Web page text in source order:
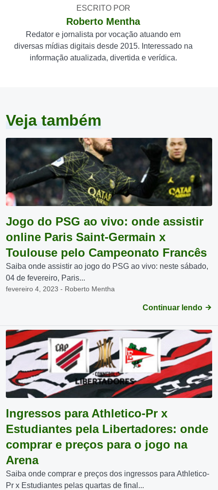
ESCRITO POR
Roberto Mentha
Redator e jornalista por vocação atuando em
diversas mídias digitais desde 2015. Interessado na
informação atualizada, divertida e verídica.
Veja também
Jogo do PSG ao vivo: onde assistir
online Paris Saint-Germain x
Toulouse pelo Campeonato Francês
Saiba onde assistir ao jogo do PSG ao vivo: neste sábado,
04 de fevereiro, Paris...
fevereiro 4, 2023 - Roberto Mentha
Continuar lendo
Ingressos para Athletico-Pr x
Estudiantes pela Libertadores: onde
comprar e preços para o jogo na
Arena
Saiba onde comprar e preços dos ingressos para Athletico-
Pr x Estudiantes pelas quartas de final...